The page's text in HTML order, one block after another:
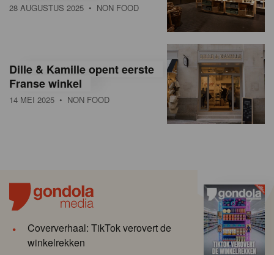
28 AUGUSTUS 2025 • NON FOOD
Dille & Kamille opent eerste
Franse winkel
14 MEI 2025 • NON FOOD
Coververhaal: TikTok verovert de
winkelrekken